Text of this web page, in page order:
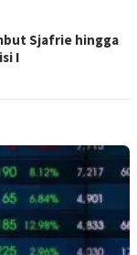
Sjafrie hingga
I